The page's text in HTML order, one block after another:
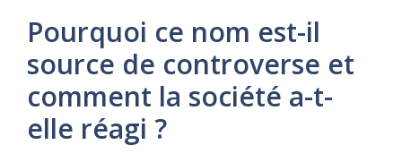
Pourquoi ce nom est-il
source de controverse et
comment la société a-t-
elle réagi ?